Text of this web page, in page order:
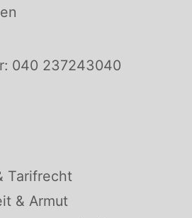
040 237243040
Tarifrecht
& Armut